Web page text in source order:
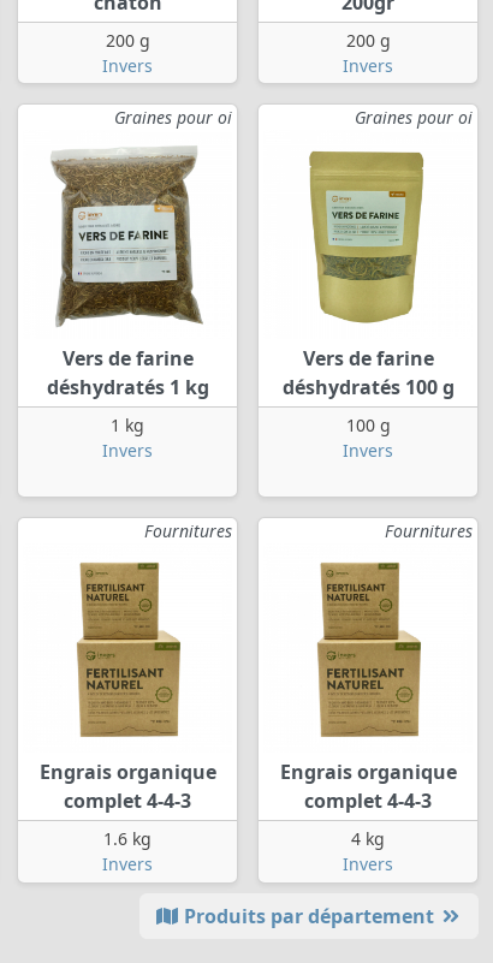
200 g
Invers
200 g
Invers
Graines pour oi
Vers de farine
déshydratés 1 kg
1 kg
Invers
Graines pour oi
Vers de farine
déshydratés 100 g
100 g
Invers
Fournitures
Engrais organique
complet 4-4-3
1.6 kg
Invers
Fournitures
Engrais organique
complet 4-4-3
4 kg
Invers
Produits par département